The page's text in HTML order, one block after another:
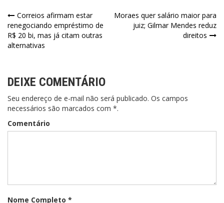
Navegação
de
Post
Correios afirmam estar
renegociando empréstimo de
R$ 20 bi, mas já citam outras
alternativas
Moraes quer salário maior para
juiz; Gilmar Mendes reduz
direitos
DEIXE COMENTÁRIO
Seu endereço de e-mail não será publicado. Os campos
necessários são marcados com *.
Comentário
Nome Completo *